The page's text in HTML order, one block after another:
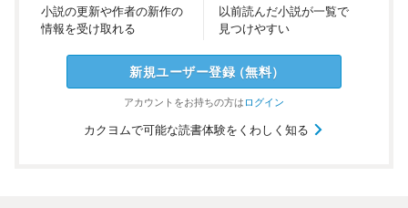
小説の更新や作者の新作の
情報を受け取れる
以前読んだ小説が一覧で
見つけやすい
新規ユーザー登録（無料）
アカウントをお持ちの方はログイン
カクヨムで可能な読書体験をくわしく知る